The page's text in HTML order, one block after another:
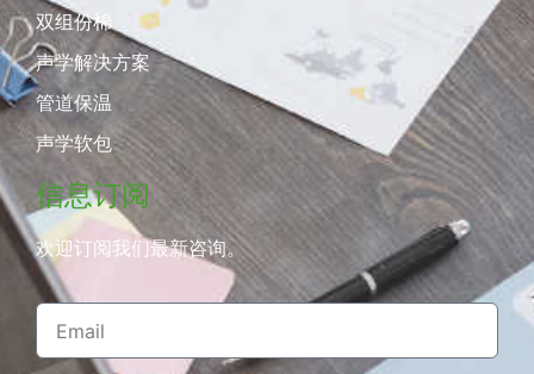
双组份棉
声学解决方案
管道保温
声学软包
信息订阅
欢迎订阅我们最新咨询。